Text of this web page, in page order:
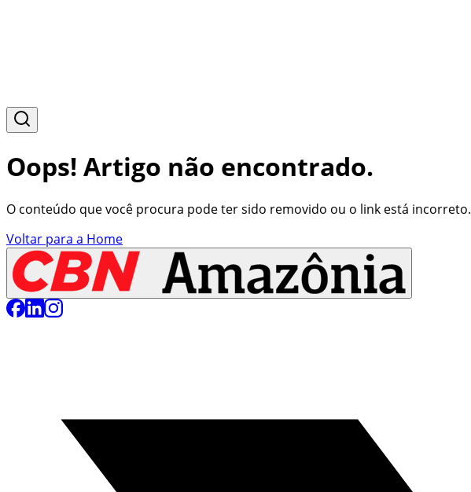
Oops! Artigo não encontrado.
O conteúdo que você procura pode ter sido removido ou o link está incorreto.
Voltar para a Home